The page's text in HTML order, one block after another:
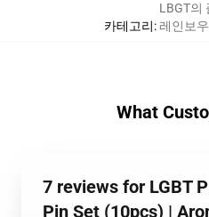
카테고리:
LBGT의
레인보
What
7 reviews for LGBT
Pin Set (10pcs) |